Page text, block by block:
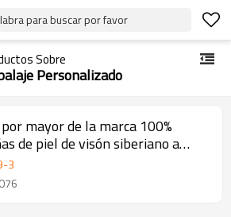
para buscar por favor
Sobre
Personalizado
mayor de la marca 100%
de piel de visón siberiano a
embalaje personalizado
-3